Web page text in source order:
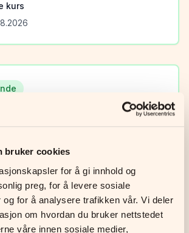
bruker cookies
for å gi innhold og
preg, for å levere sosiale
og for å analysere trafikken vår. Vi deler
om hvordan du bruker nettstedet
våre innen sosiale medier,
kurs
Også for omplasserings-
min per kurskveld